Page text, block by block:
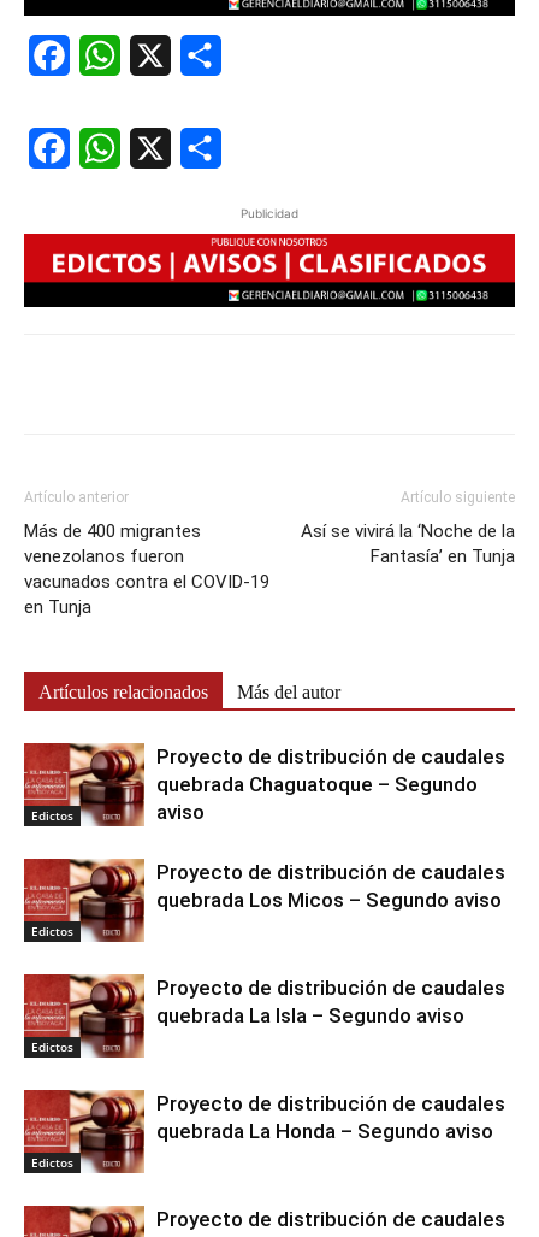
FacebookWhatsApp
FacebookWhatsApp
Publicidad
Artículo anterior
Más de 400 migrantes
venezolanos fueron
vacunados contra el COVID-19
en Tunja
Artículo siguiente
Así se vivirá la ‘Noche de la
Fantasía’ en Tunja
Artículos relacionados Más del autor
Edictos
Proyecto de distribución de caudales
quebrada Chaguatoque – Segundo
aviso
Edictos
Proyecto de distribución de caudales
quebrada Los Micos – Segundo aviso
Edictos
Proyecto de distribución de caudales
quebrada La Isla – Segundo aviso
Edictos
Proyecto de distribución de caudales
quebrada La Honda – Segundo aviso
Proyecto de distribución de caudales